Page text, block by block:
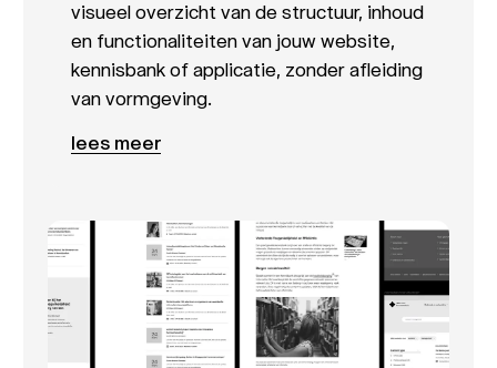
visueel overzicht van de structuur, inhoud
en functionaliteiten van jouw website,
kennisbank of applicatie, zonder afleiding
van vormgeving.
lees meer